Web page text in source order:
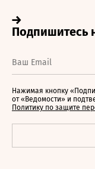
Нажимая кнопку
от «Ведомости» и
Политику по защите